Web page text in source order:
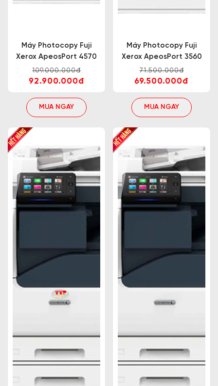
Máy Photocopy Fuji
Xerox ApeosPort 4570
109.000.000đ
92.900.000đ
MUA NGAY
Máy Photocopy Fuji
Xerox ApeosPort 3560
71.500.000đ
69.500.000đ
MUA NGAY